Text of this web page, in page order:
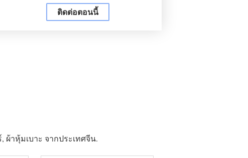
ติดต่อตอนนี้
ผ้าหุ้มเบาะ จากประเทศจีน.